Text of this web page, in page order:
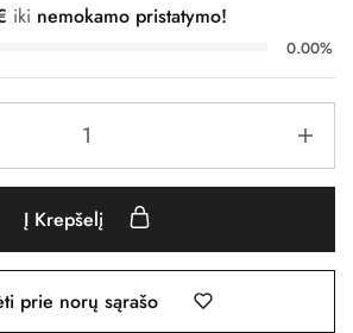
iki nemokamo pristatymo!
0.00%
Į Krepšelį
prie norų sąrašo